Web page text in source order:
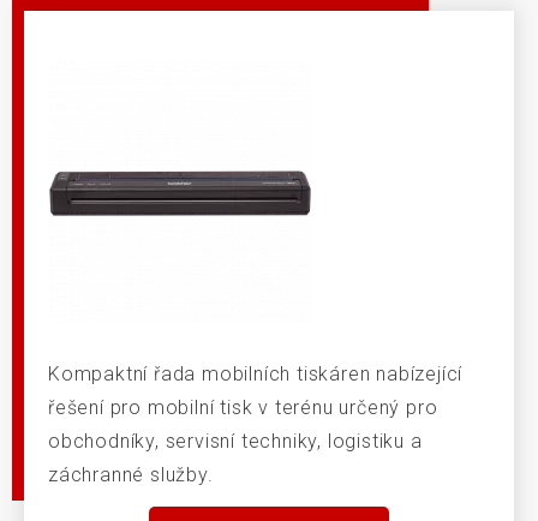
Kompaktní řada mobilních tiskáren nabízející
řešení pro mobilní tisk v terénu určený pro
obchodníky, servisní techniky, logistiku a
záchranné služby.